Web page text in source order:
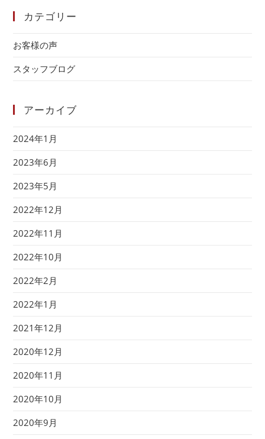
カテゴリー
お客様の声
スタッフブログ
アーカイブ
2024年1月
2023年6月
2023年5月
2022年12月
2022年11月
2022年10月
2022年2月
2022年1月
2021年12月
2020年12月
2020年11月
2020年10月
2020年9月